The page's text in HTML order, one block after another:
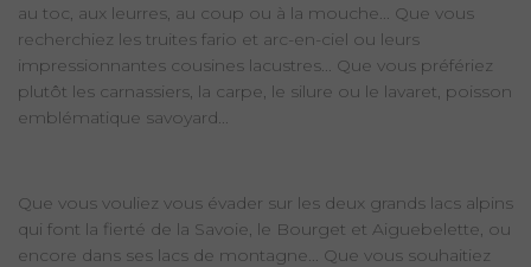
au toc, aux leurres, au coup ou à la mouche... Que vous
recherchiez les truites fario et arc-en-ciel ou leurs
impressionnantes cousines lacustres... Que vous préfériez
plutôt les carnassiers, la carpe, le silure ou le lavaret, poisson
emblématique savoyard...
Que vous vouliez vous évader sur les deux grands lacs alpins
qui font la fierté de la Savoie, le Bourget et Aiguebelette, ou
encore dans ses lacs de montagne... Que vous souhaitiez